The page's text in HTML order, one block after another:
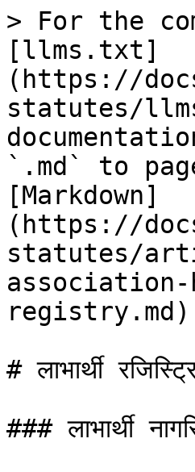
> For the
[llms.txt]
(https://
statutes/
`.md` to
[Markdown]
(https://
statutes/
# लाभार्थी
### लाभार्थी